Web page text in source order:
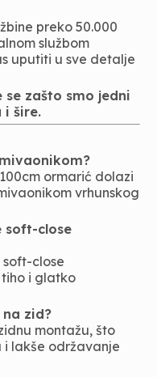
preko 50.000
službom
uputiti u sve detalje
zašto smo jedni
i šire.
ormarić dolazi
vrhunskog
soft-close
close
i glatko
zid?
montažu, što
lakše održavanje